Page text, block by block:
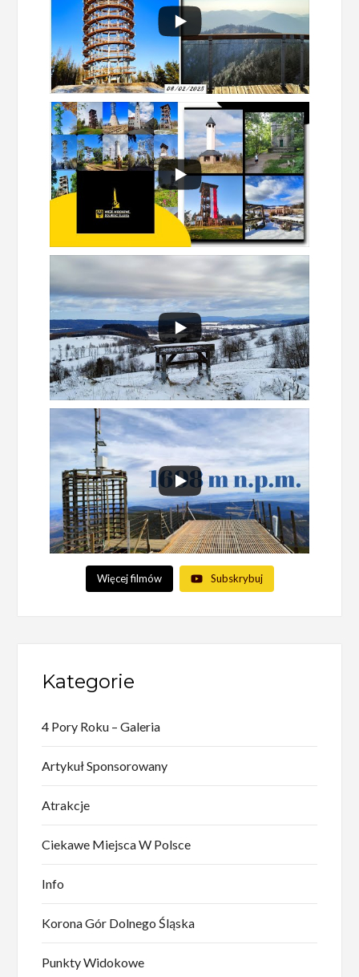
Więcej filmów Subskrybuj
Kategorie
4 Pory Roku – Galeria
Artykuł Sponsorowany
Atrakcje
Ciekawe Miejsca W Polsce
Info
Korona Gór Dolnego Śląska
Punkty Widokowe